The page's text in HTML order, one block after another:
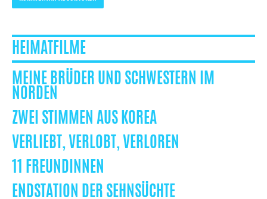
HEIMATFILME
MEINE BRÜDER UND SCHWESTERN IM
NORDEN
ZWEI STIMMEN AUS KOREA
VERLIEBT, VERLOBT, VERLOREN
11 FREUNDINNEN
ENDSTATION DER SEHNSÜCHTE